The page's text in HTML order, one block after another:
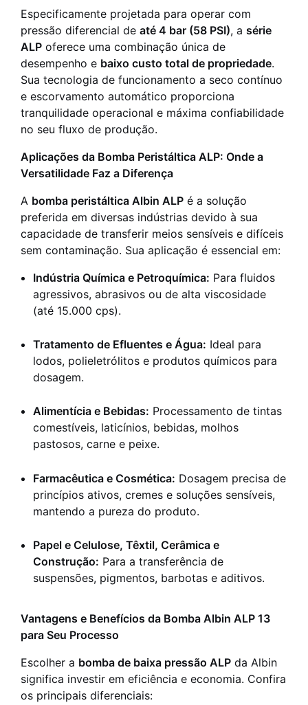
Especificamente projetada para operar com
pressão diferencial de até 4 bar (58 PSI), a série
ALP oferece uma combinação única de
desempenho e baixo custo total de propriedade.
Sua tecnologia de funcionamento a seco contínuo
e escorvamento automático proporciona
tranquilidade operacional e máxima confiabilidade
no seu fluxo de produção.
Aplicações da Bomba Peristáltica ALP: Onde a
Versatilidade Faz a Diferença
A bomba peristáltica Albin ALP é a solução
preferida em diversas indústrias devido à sua
capacidade de transferir meios sensíveis e difíceis
sem contaminação. Sua aplicação é essencial em:
Indústria Química e Petroquímica: Para fluidos
agressivos, abrasivos ou de alta viscosidade
(até 15.000 cps).
Tratamento de Efluentes e Água: Ideal para
lodos, polieletrólitos e produtos químicos para
dosagem.
Alimentícia e Bebidas: Processamento de tintas
comestíveis, laticínios, bebidas, molhos
pastosos, carne e peixe.
Farmacêutica e Cosmética: Dosagem precisa de
princípios ativos, cremes e soluções sensíveis,
mantendo a pureza do produto.
Papel e Celulose, Têxtil, Cerâmica e
Construção: Para a transferência de
suspensões, pigmentos, barbotas e aditivos.
Vantagens e Benefícios da Bomba Albin ALP 13
para Seu Processo
Escolher a bomba de baixa pressão ALP da Albin
significa investir em eficiência e economia. Confira
os principais diferenciais: